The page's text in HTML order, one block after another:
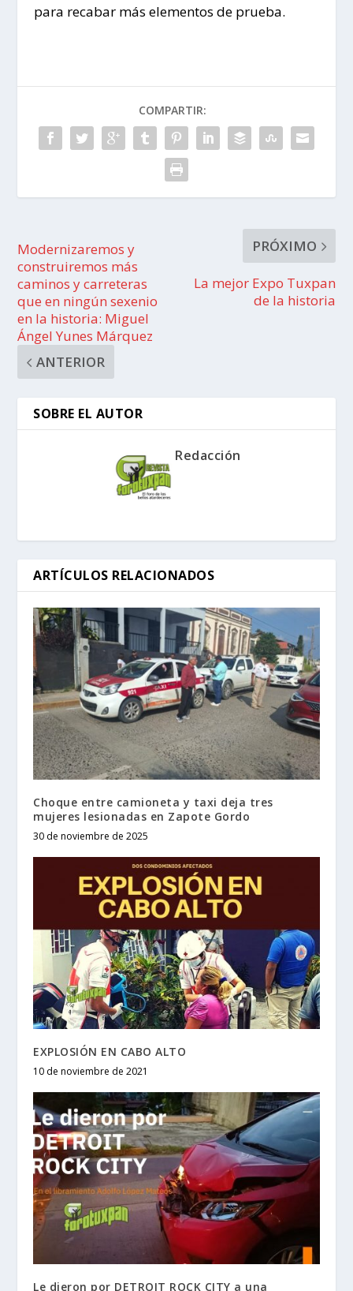
para recabar más elementos de prueba.
COMPARTIR:
Modernizaremos y
construiremos más
caminos y carreteras
que en ningún sexenio
en la historia: Miguel
Ángel Yunes Márquez
ANTERIOR
PRÓXIMO
La mejor Expo Tuxpan
de la historia
SOBRE EL AUTOR
Redacción
ARTÍCULOS RELACIONADOS
Choque entre camioneta y taxi deja tres
mujeres lesionadas en Zapote Gordo
30 de noviembre de 2025
EXPLOSIÓN EN CABO ALTO
10 de noviembre de 2021
Le dieron por DETROIT ROCK CITY a una